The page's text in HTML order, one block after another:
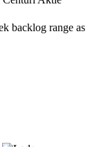
backlog range as